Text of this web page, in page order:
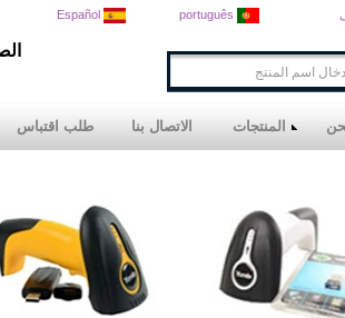
Español português
المنتجات الاتصال بنا طلب اقتباس